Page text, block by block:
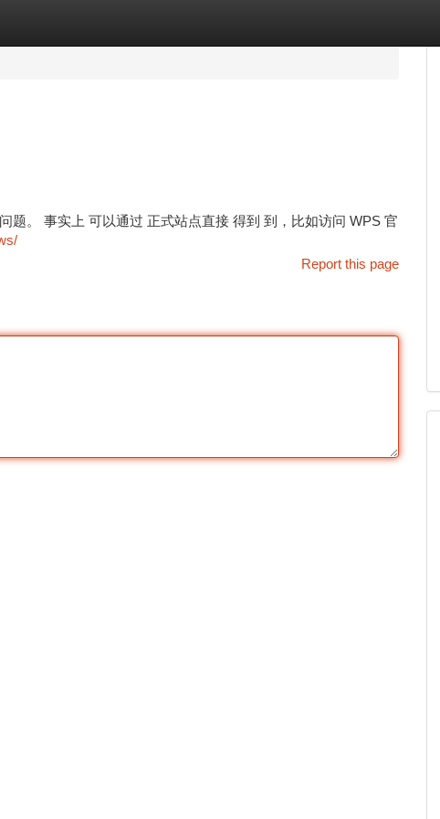
题。 事实上 可以通过 正式站点直接 得到 到，比如访问 WPS 官
Report this page